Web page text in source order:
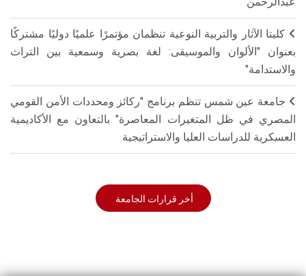
كليتا الآثار والتربية النوعية تنظمان مؤتمرًا علميًا دوليًا مشتركًا
بعنوان "الألوان والموسيقى: لغة بصرية وسمعية بين التراث
والاستدامة"
جامعة عين شمس تنظم برنامج "ركائز ومحددات الأمن القومي
المصري في ظل المتغيرات المعاصرة" بالتعاون مع الأكاديمية
العسكرية للدراسات العليا والاستراتيجية
أخر قرارات الجامعة